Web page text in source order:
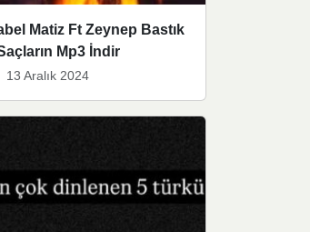
Matiz Ft Zeynep Bastık
Mp3 İndir
13 Aralık 2024